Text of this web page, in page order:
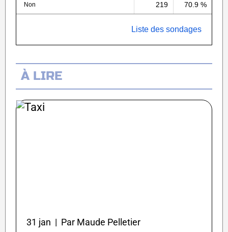
Non 219 70.9 %
Liste des sondages
À LIRE
31 jan | Par Maude Pelletier